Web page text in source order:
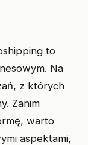
to
Na
z których
Zanim
warto
aspektami,